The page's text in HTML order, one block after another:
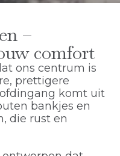
–
comfort
ons centrum is
prettigere
komt uit
bankjes en
die rust en